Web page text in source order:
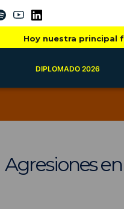
Hoy nuestra principal
DIPLOMADO 2026
Agresiones